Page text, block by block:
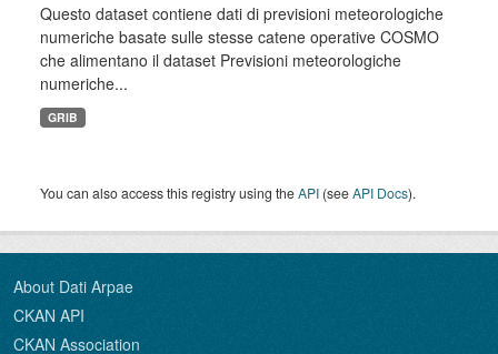
Questo dataset contiene dati di previsioni meteorologiche
numeriche basate sulle stesse catene operative COSMO
che alimentano il dataset Previsioni meteorologiche
numeriche...
GRIB
You can also access this registry using theAPI (seeAPI Docs).
About Dati Arpae
CKAN API
CKAN Association